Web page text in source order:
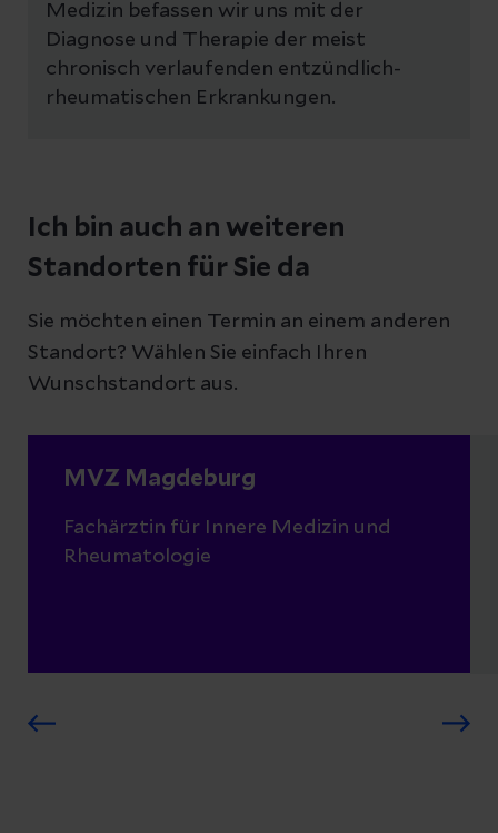
Medizin befassen wir uns mit der
Diagnose und Therapie der meist
chronisch verlaufenden entzündlich-
rheumatischen Erkrankungen.
Ich bin auch an weiteren
Standorten für Sie da
Sie möchten einen Termin an einem anderen
Standort? Wählen Sie einfach Ihren
Wunschstandort aus.
MVZ Magdeburg
Fachärztin für Innere Medizin und
Rheumatologie